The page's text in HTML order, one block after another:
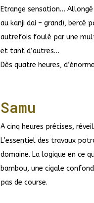
Etrange sensation…
au kanji dai – grand), bercé
autrefois foulé par une
et tant d’autres…
Dès quatre heures,
Samu
A cinq heures précises,
L’essentiel des travaux
domaine. La logique en ce
bambou, une cigale
pas de course.